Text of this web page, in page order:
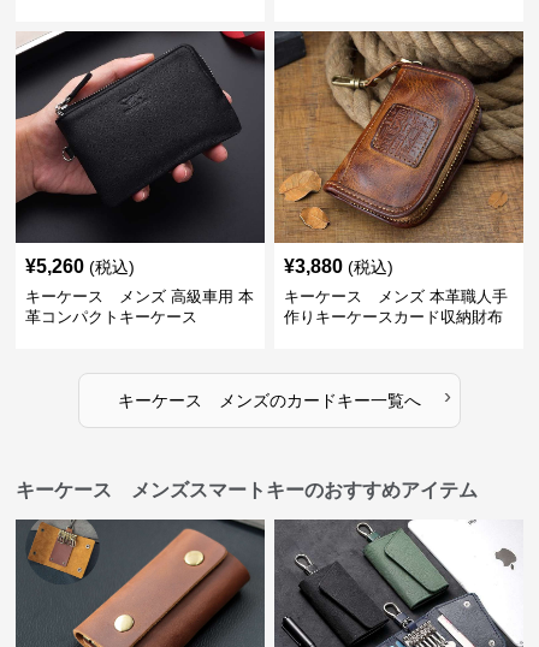
¥5,260 (税込)
キーケース メンズ 高級車用 本
革コンパクトキーケース
¥3,880 (税込)
キーケース メンズ 本革職人手
作りキーケースカード収納財布
キーケース メンズのカードキー一覧へ ›
キーケース メンズスマートキーのおすすめアイテム